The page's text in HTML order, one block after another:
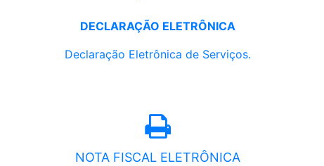
DECLARAÇÃO ELETRÔNICA
Declaração Eletrônica de Serviços.
NOTA FISCAL ELETRÔNICA